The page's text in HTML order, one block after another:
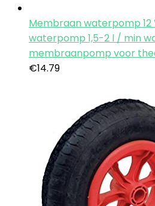
Membraan waterpomp 12
waterpomp 1,5-2 l / min
membraanpomp voor
€14.79